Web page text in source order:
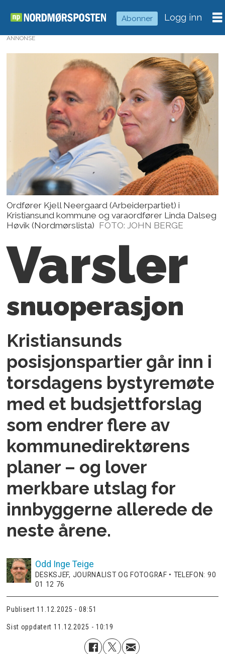
Abonner Logg inn
ANNONSE
Ordfører Kjell Neergaard (Arbeiderpartiet) i
Kristiansund kommune og varaordfører Linda Dalseg
Høvik (Nordmørslista) FOTO: JOHN BERGE
Varsler
snuoperasjon
Kristiansunds
posisjonspartier går inn i
torsdagens bystyremøte
med et budsjettforslag
som endrer flere av
kommunedirektørens
planer – og lover
merkbare utslag for
innbyggerne allerede de
neste årene.
Odd Inge Teige
DESKSJEF, JOURNALIST OG FOTOGRAF • TELEFON: 90
01 12 76
Publisert 11.12.2025 - 08:51
Sist oppdatert 11.12.2025 - 10:19